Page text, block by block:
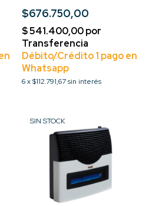
$676.750,00
6x$112.791,67sin interés
SIN STOCK